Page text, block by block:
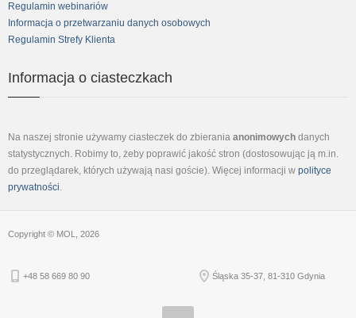
Regulamin webinariów
Informacja o przetwarzaniu danych osobowych
Regulamin Strefy Klienta
Informacja o ciasteczkach
Na naszej stronie używamy ciasteczek do zbierania anonimowych danych
statystycznych. Robimy to, żeby poprawić jakość stron (dostosowując ją m.in.
do przeglądarek, których używają nasi goście). Więcej informacji w polityce
prywatności.
Copyright © MOL, 2026
+48 58 669 80 90 Śląska 35-37, 81-310 Gdynia